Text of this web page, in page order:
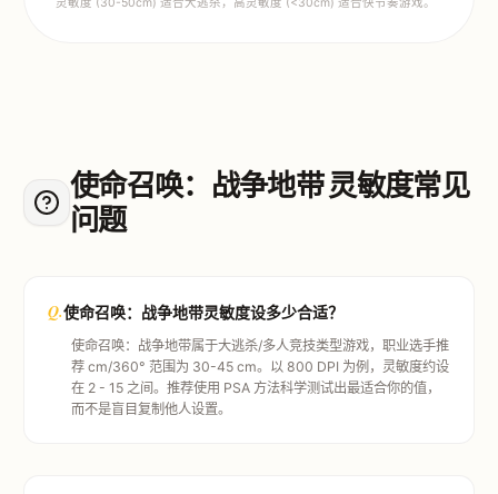
使命召唤：战争地带 灵敏度常见
问题
Q.使命召唤：战争地带灵敏度设多少合适？
使命召唤：战争地带属于大逃杀/多人竞技类型游戏，职业选手推
荐 cm/360° 范围为 30-45 cm。以 800 DPI 为例，灵敏度约设
在 2 - 15 之间。推荐使用 PSA 方法科学测试出最适合你的值，
而不是盲目复制他人设置。